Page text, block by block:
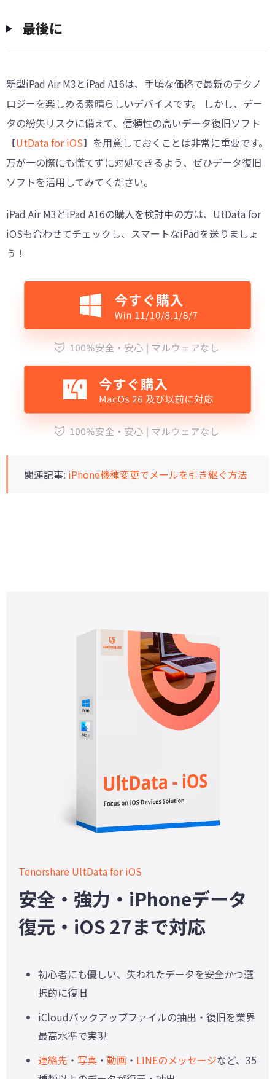
最後に
新型iPad Air M3とiPad A16は、手頃な価格で最新のテクノ
ロジーを楽しめる素晴らしいデバイスです。 しかし、デー
タの紛失リスクに備えて、信頼性の高いデータ復旧ソフト
【UtData for iOS】を用意しておくことは非常に重要です。
万が一の際にも慌てずに対処できるよう、ぜひデータ復旧
ソフトを活用してみてください。
iPad Air M3とiPad A16の購入を検討中の方は、UtData for
iOSも合わせてチェックし、スマートなiPadを送りましょ
う！
関連記事: iPhone機種変更でメールを引き継ぐ方法
Tenorshare UltData for iOS
安全・強力・iPhoneデータ
復元・iOS 27まで対応
初心者にも優しい、失われたデータを安全かつ選
択的に復旧
iCloudバックアップファイルの抽出・復旧を業界
最高水準で実現
連絡先 ・ 写真 ・ 動画 ・ LINEのメッセージなど、35